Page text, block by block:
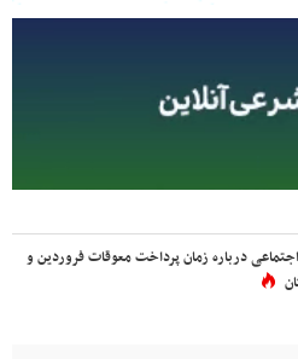
درباره زمان پرداخت معوقات فروردین و